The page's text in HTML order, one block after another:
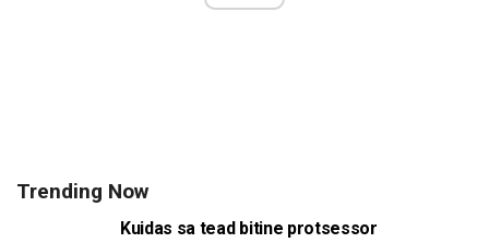
Trending Now
Kuidas sa tead bitine protsessor